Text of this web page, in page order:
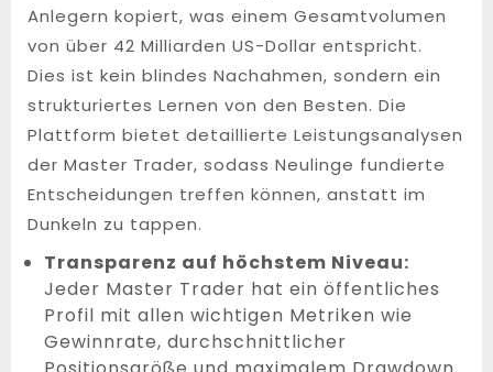
Anlegern kopiert, was einem Gesamtvolumen
von über 42 Milliarden US-Dollar entspricht.
Dies ist kein blindes Nachahmen, sondern ein
strukturiertes Lernen von den Besten. Die
Plattform bietet detaillierte Leistungsanalysen
der Master Trader, sodass Neulinge fundierte
Entscheidungen treffen können, anstatt im
Dunkeln zu tappen.
Transparenz auf höchstem Niveau:
Jeder Master Trader hat ein öffentliches
Profil mit allen wichtigen Metriken wie
Gewinnrate, durchschnittlicher